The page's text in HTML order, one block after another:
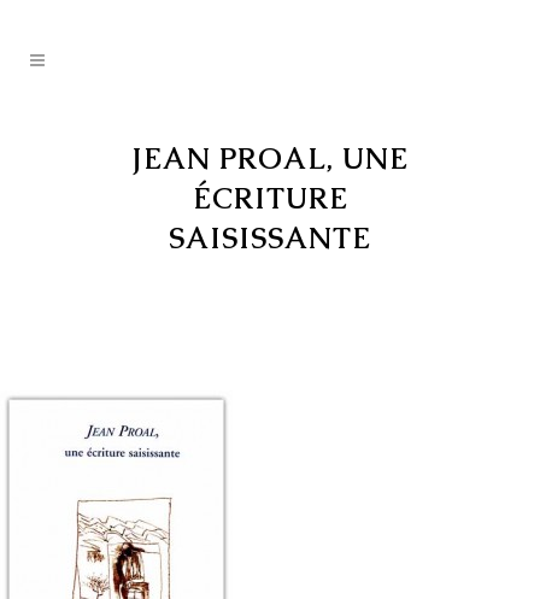
JEAN PROAL, UNE
ÉCRITURE
SAISISSANTE